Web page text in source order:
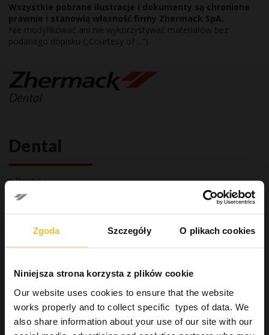
Zgoda Szczegóły O plikach cookies
Niniejsza strona korzysta z plików cookie
Our website uses cookies to ensure that the website
works properly and to collect specific types of data. We
also share information about your use of our site with our
Wszystkie pobrane ilustracje i dokumenty są chronione
prawnie i stanowią własność firmy Zhermack SpA.
Nie modyfikować ani nie wykorzystywać materiałów bez
podanego dopisku („Courtesy of ...”).
Dental
Dental
Gabinet stomatologiczny
Masy alginatowe o wysokiej stabilności wymiarowej
Alternatywa mas alginatowych
Masa alginatowa dla ortodontów
Uzupełnienia stałe
Industrial